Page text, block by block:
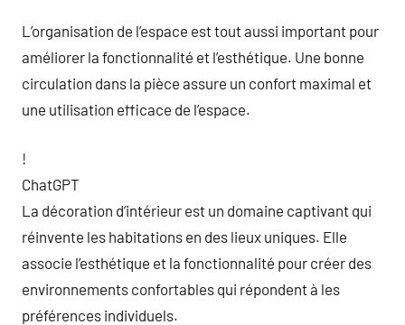
L’organisation de l’espace est tout aussi important pour
améliorer la fonctionnalité et l’esthétique. Une bonne
circulation dans la pièce assure un confort maximal et
une utilisation efficace de l’espace.
!
ChatGPT
La décoration d’intérieur est un domaine captivant qui
réinvente les habitations en des lieux uniques. Elle
associe l’esthétique et la fonctionnalité pour créer des
environnements confortables qui répondent à les
préférences individuels.